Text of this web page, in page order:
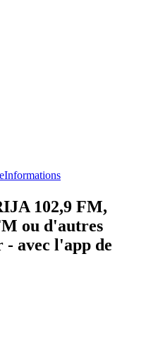
Informations
102,9 FM,
ou d'autres
- avec l'app de